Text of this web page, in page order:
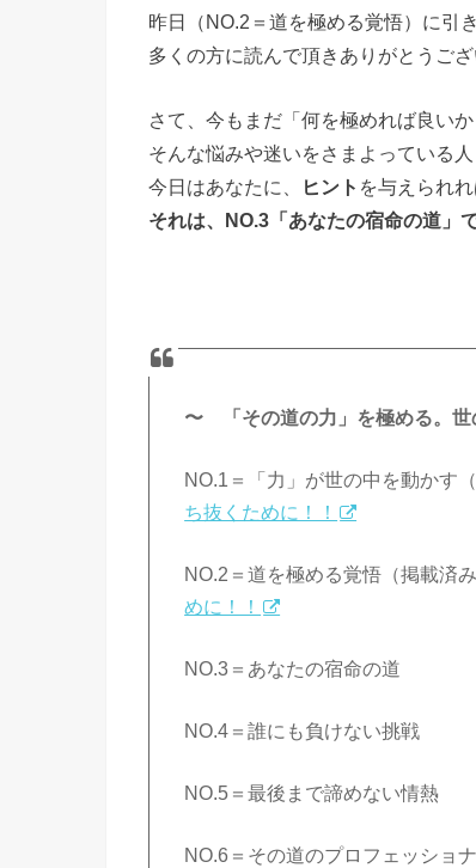
昨日（NO.2＝道を極める覚悟）に引き
多くの方に読んで頂きありがとうござ
さて、今もまだ「何を極めれば良いか
そんな悩みや迷いをさまよっている人
今日はあなたに、
ヒント を与えられれ
それは、NO.3「あなたの宿命の道」で
〜 「その道の力」を極める。
NO.1＝「力」が世の中を動かす
ち抜くために！！
NO.2＝道を極める覚悟（掲載済
めに！！
NO.3＝あなたの宿命の道
NO.4＝誰にも負けない挑戦
NO.5＝最後まで諦めない情熱
NO.6＝その道のプロフェッショ